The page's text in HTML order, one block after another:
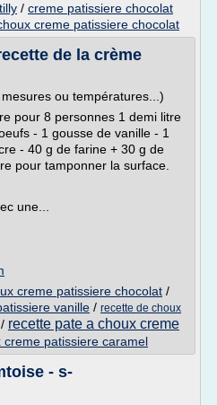
/ creme patissiere chocolat
creme patissiere chocolat
de la crème
ou températures...)
pour 8 personnes 1 demi litre
- 1 gousse de vanille - 1
- 40 g de farine + 30 g de
pour tamponner la surface.
une...
creme patissiere chocolat /
vanille / recette de choux
/ recette pate a choux creme
creme patissiere caramel
- s-